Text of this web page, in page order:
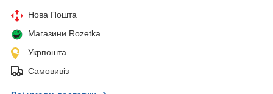
Нова Пошта
Магазини Rozetka
Укрпошта
Самовивіз